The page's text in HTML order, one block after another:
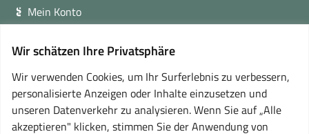
Wir schätzen Ihre Privatsphäre
Wir verwenden Cookies, um Ihr Surferlebnis zu verbessern,
personalisierte Anzeigen oder Inhalte einzusetzen und
unseren Datenverkehr zu analysieren. Wenn Sie auf „Alle
akzeptieren" klicken, stimmen Sie der Anwendung von
Mein Konto
Online-Lernplattform(öffnet
in
neuem
Fenster)
Partner